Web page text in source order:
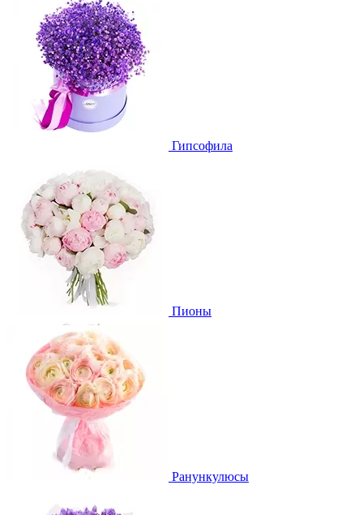
Гипсофила
Пионы
Ранункулюсы